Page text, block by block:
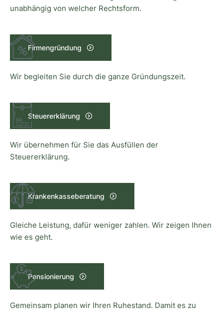
unabhängig von welcher Rechtsform.
Firmengründung
Wir begleiten Sie durch die ganze Gründungszeit.
Steuererklärung
Wir übernehmen für Sie das Ausfüllen der
Steuererklärung.
Krankenkasseberatung
Gleiche Leistung, dafür weniger zahlen. Wir zeigen Ihnen
wie es geht.
Pensionierung
Gemeinsam planen wir Ihren Ruhestand. Damit es zu